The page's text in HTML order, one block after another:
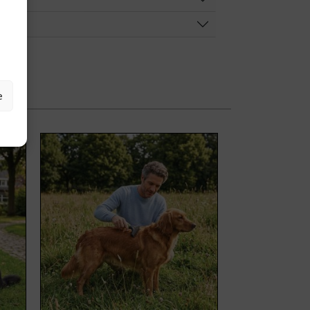
proizvoda
Opcije se mogu odabrati na stranici proizvoda